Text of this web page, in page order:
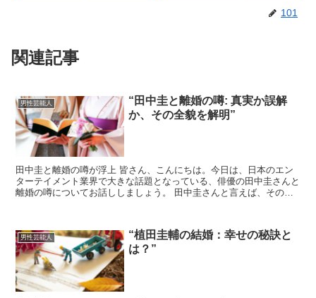
101
関連記事
男性芸能人
“田中圭と離婚の噂: 真実か誤解
か、その全貌を解明”
田中圭と離婚の噂が浮上 皆さん、こんにちは。今日は、日本のエン
ターテイメント業界で大きな話題となっている、俳優の田中圭さんと
離婚の噂についてお話ししましょう。 田中圭さんと言えば、その独
男性芸能人
“植田圭輔の結婚：幸せの秘訣と
は？”